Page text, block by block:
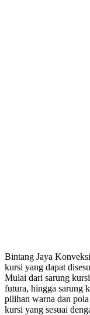
Bintang Jaya
kursi yang dapat
Mulai dari sarung
futura, hingga sarung
pilihan warna dan
kursi yang sesuai